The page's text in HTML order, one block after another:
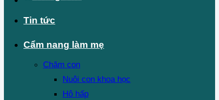
Tin tức
Cẩm nang làm mẹ
Chăm con
Nuôi con khoa học
Hô hấp